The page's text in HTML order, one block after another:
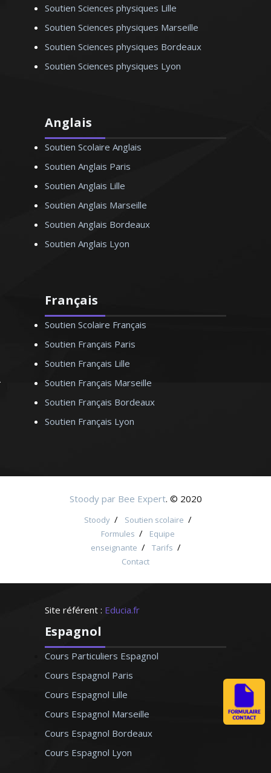
Soutien Sciences physiques Lille
Soutien Sciences physiques Marseille
Soutien Sciences physiques Bordeaux
Soutien Sciences physiques Lyon
Anglais
Soutien Scolaire Anglais
Soutien Anglais Paris
Soutien Anglais Lille
Soutien Anglais Marseille
Soutien Anglais Bordeaux
Soutien Anglais Lyon
Français
Soutien Scolaire Français
Soutien Français Paris
Soutien Français Lille
Soutien Français Marseille
Soutien Français Bordeaux
Soutien Français Lyon
Stoody par Bee Expert. © 2020
Stoody / Soutien scolaire /
Formules /
Equipe
enseignante / Tarifs /
Contact
Site référent : Educia.fr
Espagnol
Cours Particuliers Espagnol
Cours Espagnol Paris
Cours Espagnol Lille
Cours Espagnol Marseille
Cours Espagnol Bordeaux
Cours Espagnol Lyon